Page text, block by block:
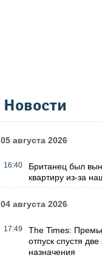
Новости
05 августа 2026
16:40
Британец был
квартиру из-за
04 августа 2026
17:49
The Times:
отпуск спустя
назначения